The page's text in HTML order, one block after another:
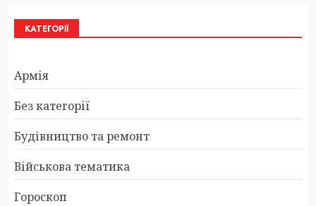
КАТЕГОРІЇ
Армія
Без категорії
Будівництво та ремонт
Військова тематика
Гороскоп